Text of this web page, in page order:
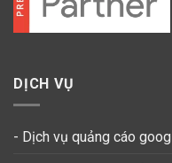
DỊCH VỤ
- Dịch vụ quảng cáo